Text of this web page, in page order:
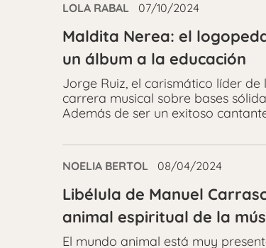
LOLA RABAL 07/10/2024
Maldita Nerea: el
un álbum a la educación
Jorge Ruiz, el carismático líder
carrera musical sobre bases
Además de ser un exitoso
NOELIA BERTOL 08/04/2024
Libélula de Manuel
animal espiritual de la
El mundo animal está muy